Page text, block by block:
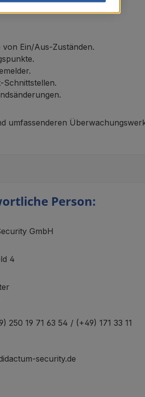
von Ein/Aus-Zuständen.
Schnittstellen.
umfassenderen
Person:
GmbH
4
250 19 71 63 54 / (+49) 171 33 11
security.de